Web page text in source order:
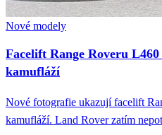
Nové modely
Facelift Range Roveru L460
kamufláží
Nové fotografie ukazují facelift
kamufláží. Land Rover zatím